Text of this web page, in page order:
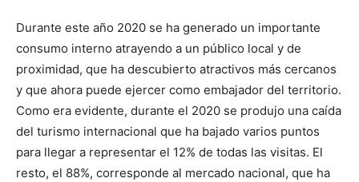
Durante este año 2020 se ha generado un importante
consumo interno atrayendo a un público local y de
proximidad, que ha descubierto atractivos más cercanos
y que ahora puede ejercer como embajador del territorio.
Como era evidente, durante el 2020 se produjo una caída
del turismo internacional que ha bajado varios puntos
para llegar a representar el 12% de todas las visitas. El
resto, el 88%, corresponde al mercado nacional, que ha